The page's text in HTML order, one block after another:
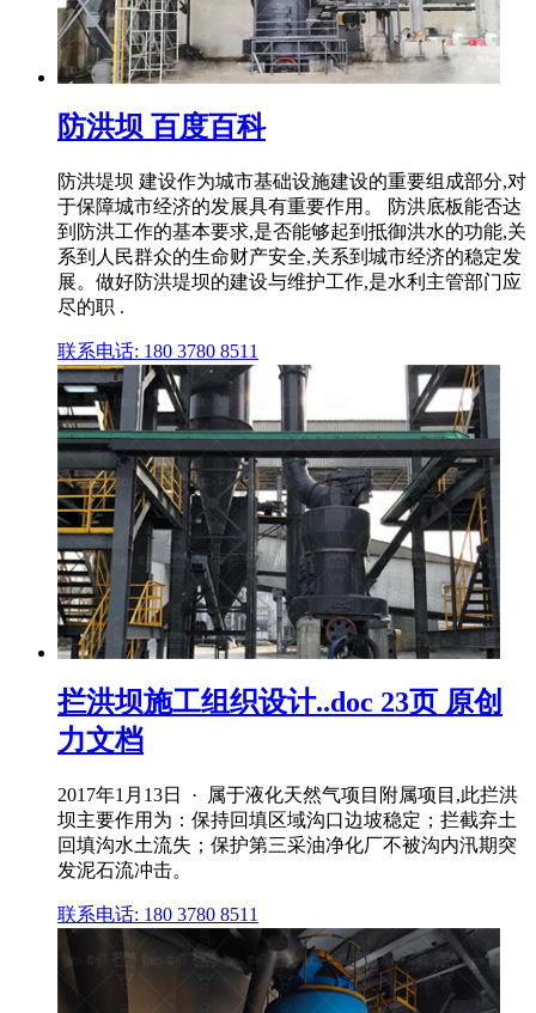
防洪坝 百度百科
防洪堤坝 建设作为城市基础设施建设的重要组成部分,对
于保障城市经济的发展具有重要作用。 防洪底板能否达
到防洪工作的基本要求,是否能够起到抵御洪水的功能,关
系到人民群众的生命财产安全,关系到城市经济的稳定发
展。做好防洪堤坝的建设与维护工作,是水利主管部门应
尽的职 .
联系电话: 180 3780 8511
拦洪坝施工组织设计..doc 23页 原创
力文档
2017年1月13日 · 属于液化天然气项目附属项目,此拦洪
坝主要作用为：保持回填区域沟口边坡稳定；拦截弃土
回填沟水土流失；保护第三采油净化厂不被沟内汛期突
发泥石流冲击。
联系电话: 180 3780 8511